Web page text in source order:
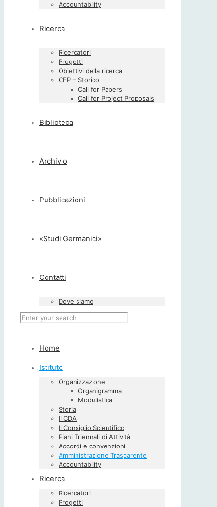
Accountability
Ricerca
Ricercatori
Progetti
Obiettivi della ricerca
CFP – Storico
Call for Papers
Call for Project Proposals
Biblioteca
Archivio
Pubblicazioni
«Studi Germanici»
Contatti
Dove siamo
Home
Istituto
Organizzazione
Organigramma
Modulistica
Storia
Il CDA
Il Consiglio Scientifico
Piani Triennali di Attività
Accordi e convenzioni
Amministrazione Trasparente
Accountability
Ricerca
Ricercatori
Progetti